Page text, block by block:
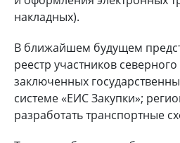
накладных).
В ближайшем будущем
реестр участников
заключенных
системе «ЕИС Закупки»;
разработать транспортные